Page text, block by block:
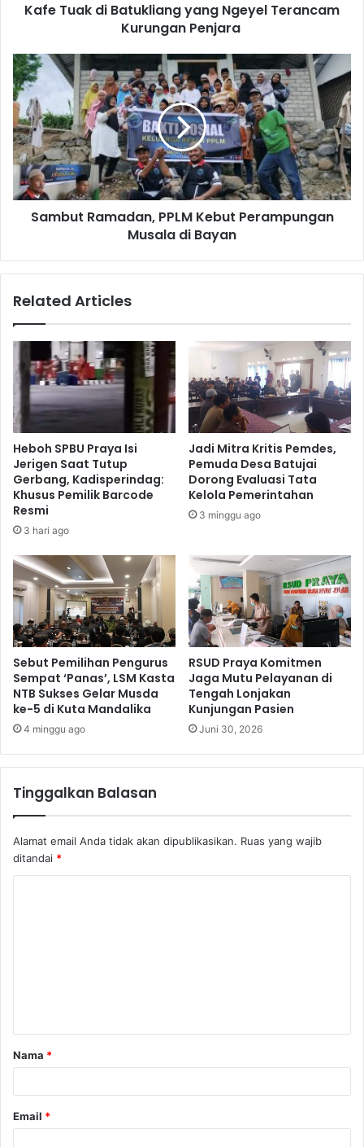
Kafe Tuak di Batukliang yang Ngeyel Terancam
Kurungan Penjara
Sambut Ramadan, PPLM Kebut Perampungan
Musala di Bayan
Related Articles
Heboh SPBU Praya Isi
Jerigen Saat Tutup
Gerbang, Kadisperindag:
Khusus Pemilik Barcode
Resmi
3 hari ago
Jadi Mitra Kritis Pemdes,
Pemuda Desa Batujai
Dorong Evaluasi Tata
Kelola Pemerintahan
3 minggu ago
Sebut Pemilihan Pengurus
Sempat ‘Panas’, LSM Kasta
NTB Sukses Gelar Musda
ke-5 di Kuta Mandalika
4 minggu ago
RSUD Praya Komitmen
Jaga Mutu Pelayanan di
Tengah Lonjakan
Kunjungan Pasien
Juni 30, 2026
Tinggalkan Balasan
Alamat email Anda tidak akan dipublikasikan. Ruas yang wajib
ditandai *
a
r
Nama *
Email *